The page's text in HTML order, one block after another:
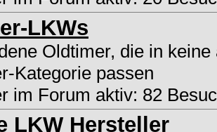
LKWs
Oldtimer, die in keine
Kategorie passen
im Forum aktiv: 82
LKW Hersteller